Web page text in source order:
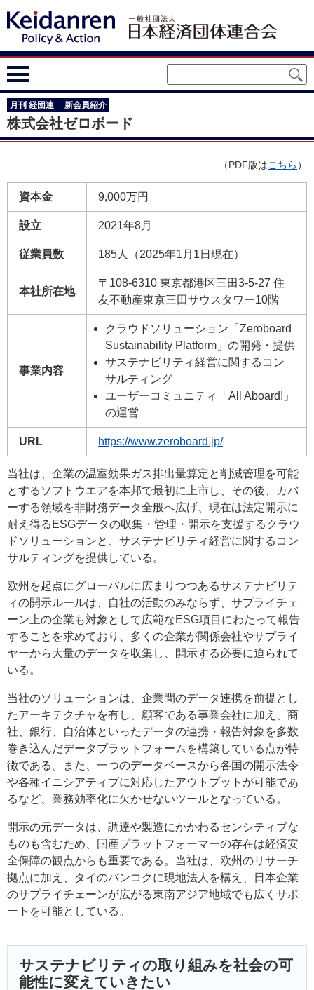
月刊 経団連 新会員紹介
株式会社ゼロボード
（PDF版はこちら ）
資本金 9,000万円
設立 2021年8月
従業員数 185人（2025年1月1日現在）
本社所在地
〒108-6310 東京都港区三田3-5-27 住
友不動産東京三田サウスタワー10階
事業内容
クラウドソリューション「Zeroboard
Sustainability Platform」の開発・提供
サステナビリティ経営に関するコン
サルティング
ユーザーコミュニティ「All Aboard!」
の運営
URL https://www.zeroboard.jp/
当社は、企業の温室効果ガス排出量算定と削減管理を可能
とするソフトウエアを本邦で最初に上市し、その後、カバ
ーする領域を非財務データ全般へ広げ、現在は法定開示に
耐え得るESGデータの収集・管理・開示を支援するクラウ
ドソリューションと、サステナビリティ経営に関するコン
サルティングを提供している。
欧州を起点にグローバルに広まりつつあるサステナビリテ
ィの開示ルールは、自社の活動のみならず、サプライチェ
ーン上の企業も対象として広範なESG項目にわたって報告
することを求めており、多くの企業が関係会社やサプライ
ヤーから大量のデータを収集し、開示する必要に迫られて
いる。
当社のソリューションは、企業間のデータ連携を前提とし
たアーキテクチャを有し、顧客である事業会社に加え、商
社、銀行、自治体といったデータの連携・報告対象を多数
巻き込んだデータプラットフォームを構築している点が特
徴である。また、一つのデータベースから各国の開示法令
や各種イニシアティブに対応したアウトプットが可能であ
るなど、業務効率化に欠かせないツールとなっている。
開示の元データは、調達や製造にかかわるセンシティブな
ものも含むため、国産プラットフォーマーの存在は経済安
全保障の観点からも重要である。当社は、欧州のリサーチ
拠点に加え、タイのバンコクに現地法人を構え、日本企業
のサプライチェーンが広がる東南アジア地域でも広くサポ
ートを可能としている。
サステナビリティの取り組みを社会の可
能性に変えていきたい